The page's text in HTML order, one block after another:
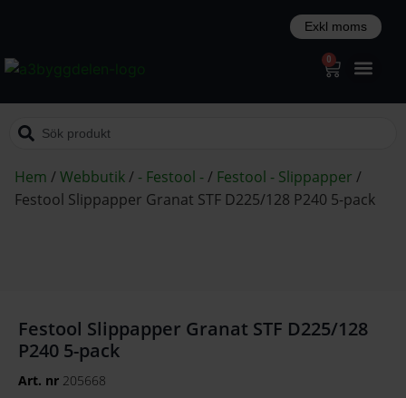
0
Hem /Webbutik/ - Festool -/ Festool - Slippapper /
Festool Slippapper Granat STF D225/128 P240 5-pack
Festool Slippapper Granat STF D225/128
P240 5-pack
Art. nr 205668